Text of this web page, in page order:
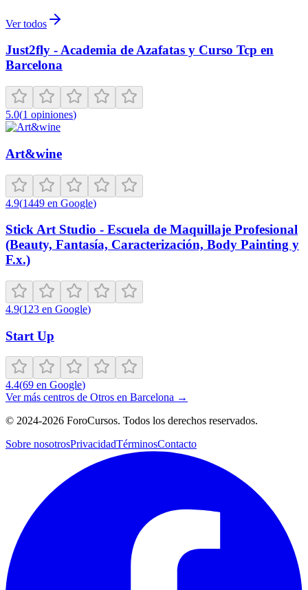
Ver todos
Just2fly - Academia de Azafatas y Curso Tcp en
Barcelona
5.0(1 opiniones)
Art&wine
4.9(1449 en Google)
Stick Art Studio - Escuela de Maquillaje Profesional
(Beauty, Fantasía, Caracterización, Body Painting y
F.x.)
4.9(123 en Google)
Start Up
4.4(69 en Google)
Ver más centros de Otros en Barcelona →
© 2024-2026 ForoCursos. Todos los derechos reservados.
Sobre nosotrosPrivacidadTérminosContacto